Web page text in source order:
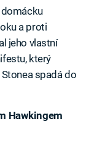
a proti
jeho vlastní
který
spadá do
Hawkingem